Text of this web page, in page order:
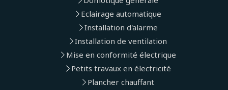
Eclairage automatique
Installation d'alarme
Installation de ventilation
Mise en conformité électrique
Petits travaux en électricité
Plancher chauffant